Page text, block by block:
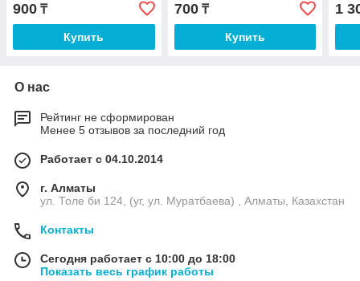
900 ₸
Купить
700₸
Купить
1
О нас
Рейтинг не сформирован
Менее 5 отзывов за последний год
Работает с 04.10.2014
г. Алматы
ул. Толе би 124, (уг, ул. Муратбаева) , Алматы, Казахстан
Контакты
Сегодня работает с 10:00 до 18:00
Показать весь график работы